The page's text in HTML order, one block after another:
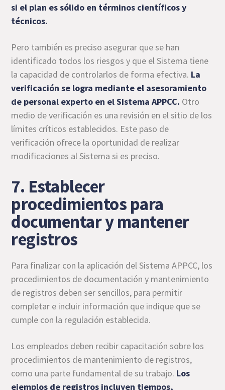
si el plan es sólido en términos científicos y
técnicos.
Pero también es preciso asegurar que se han
identificado todos los riesgos y que el Sistema tiene
la capacidad de controlarlos de forma efectiva. La
verificación se logra mediante el asesoramiento
de personal experto en el Sistema APPCC. Otro
medio de verificación es una revisión en el sitio de los
límites críticos establecidos. Este paso de
verificación ofrece la oportunidad de realizar
modificaciones al Sistema si es preciso.
7. Establecer
procedimientos para
documentar y mantener
registros
Para finalizar con la aplicación del Sistema APPCC, los
procedimientos de documentación y mantenimiento
de registros deben ser sencillos, para permitir
completar e incluir información que indique que se
cumple con la regulación establecida.
Los empleados deben recibir capacitación sobre los
procedimientos de mantenimiento de registros,
como una parte fundamental de su trabajo. Los
ejemplos de registros incluyen tiempos,